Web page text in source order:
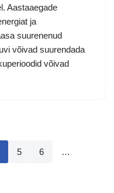
Aastaaegade
ja
suurenenud
võivad suurendada
võivad
5 6 …